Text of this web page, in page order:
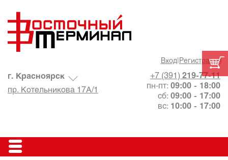
Вход| Регистрация
+7 (391) 219-77-11
пн-пт: 09:00 - 18:00
сб: 09:00 - 17:00
вс: 10:00 - 17:00
г. Красноярск
пр. Котельникова 17А/1